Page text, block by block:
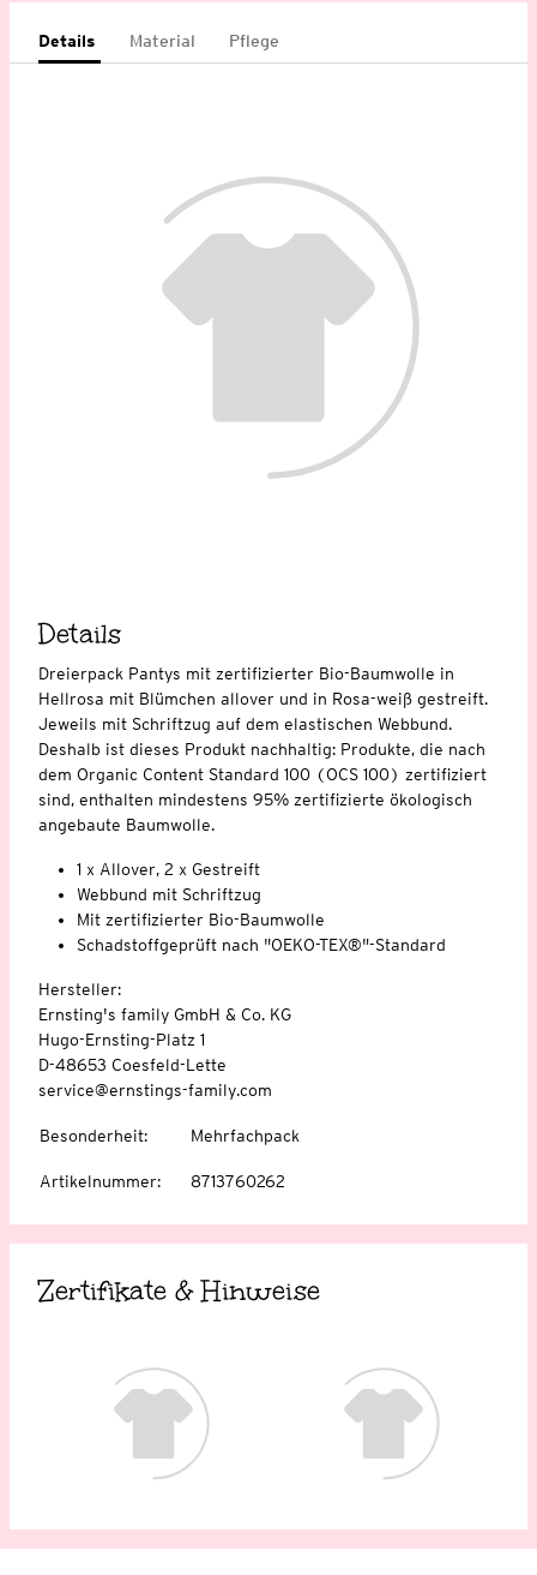
Details Material Pflege
Details
Dreierpack Pantys mit zertifizierter Bio-Baumwolle in
Hellrosa mit Blümchen allover und in Rosa-weiß gestreift.
Jeweils mit Schriftzug auf dem elastischen Webbund.
Deshalb ist dieses Produkt nachhaltig: Produkte, die nach
dem Organic Content Standard 100 (OCS 100) zertifiziert
sind, enthalten mindestens 95% zertifizierte ökologisch
angebaute Baumwolle.
1 x Allover, 2 x Gestreift
Webbund mit Schriftzug
Mit zertifizierter Bio-Baumwolle
Schadstoffgeprüft nach "OEKO-TEX®"-Standard
Hersteller:
Ernsting's family GmbH & Co. KG
Hugo-Ernsting-Platz 1
D-48653 Coesfeld-Lette
service@ernstings-family.com
Besonderheit: Mehrfachpack
Artikelnummer: 8713760262
Zertifikate & Hinweise